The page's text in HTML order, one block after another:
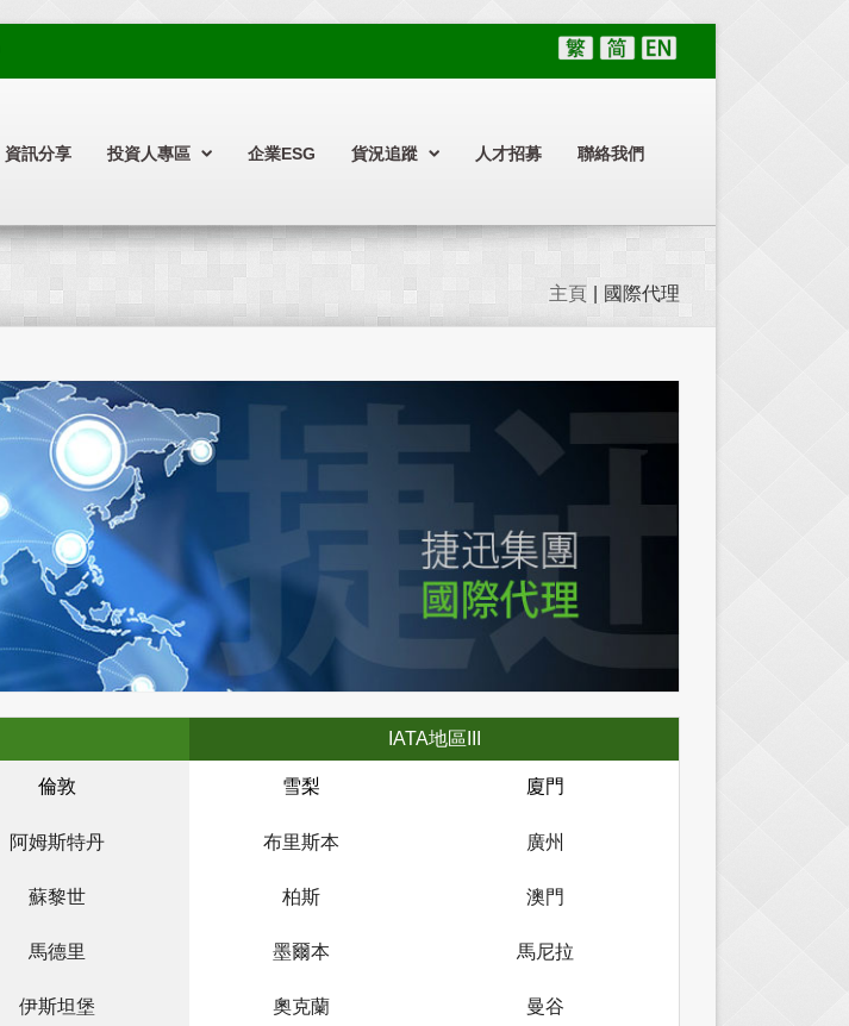
資訊分享 投資人專區 企業ESG 貨況追蹤 人才招募 聯絡我們
主頁 國際代理
IATA地區III
倫敦 雪梨 廈門
阿姆斯特丹 布里斯本 廣州
蘇黎世 柏斯 澳門
馬德里 墨爾本 馬尼拉
伊斯坦堡 奧克蘭 曼谷